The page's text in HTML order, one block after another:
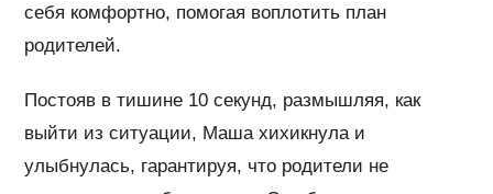
себя комфортно, помогая воплотить план
родителей.
Постояв в тишине 10 секунд, размышляя, как
выйти из ситуации, Маша хихикнула и
улыбнулась, гарантируя, что родители не